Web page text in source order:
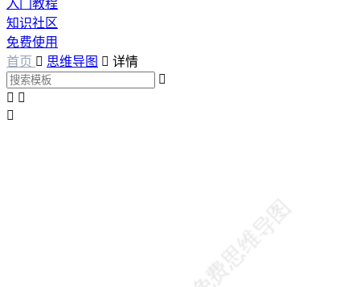
入门教程
知识社区
免费使用
首页  思维导图  详情

 
